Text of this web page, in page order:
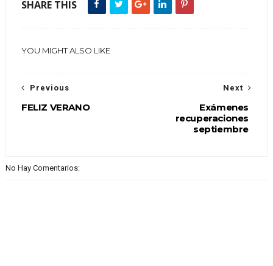
SHARE THIS
YOU MIGHT ALSO LIKE
Next
Exámenes
recuperaciones
septiembre
Previous
FELIZ VERANO
No Hay Comentarios: